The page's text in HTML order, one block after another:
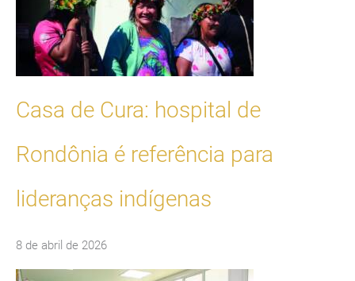
Casa de Cura: hospital de
Rondônia é referência para
lideranças indígenas
8 de abril de 2026